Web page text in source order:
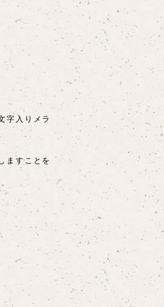
字入りメラ
ますことを